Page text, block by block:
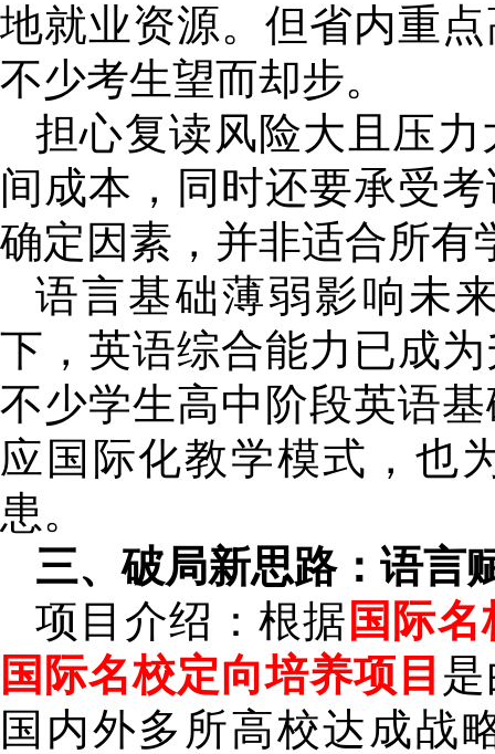
地就业资源。但省内重
不少考生望而却步。
担心复读风险大且压
间成本，同时还要承受
确定因素，并非适合所有
语言基础薄弱影响未
下，英语综合能力已成
不少学生高中阶段英语
应国际化教学模式，也
患。
三、破局新思路：语言
项目介绍：根据 国际
国际名校定向培养项目
国内外多所高校达成战